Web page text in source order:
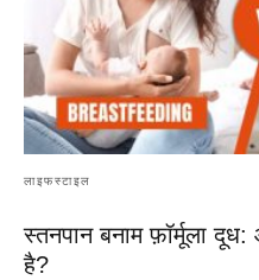
लाइफस्टाइल
स्तनपान बनाम फ़ॉर्मूला
है?